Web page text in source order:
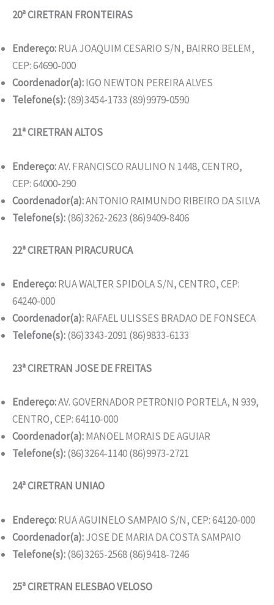
20ª CIRETRAN FRONTEIRAS
Endereço:RUA JOAQUIM CESARIO S/N, BAIRRO BELEM,
CEP: 64690-000
Coordenador(a):IGO NEWTON PEREIRA ALVES
Telefone(s):(89)3454-1733 (89)9979-0590
21ª CIRETRAN ALTOS
Endereço:AV. FRANCISCO RAULINO N 1448, CENTRO,
CEP: 64000-290
Coordenador(a):ANTONIO RAIMUNDO RIBEIRO DA SILVA
Telefone(s):(86)3262-2623 (86)9409-8406
22ª CIRETRAN PIRACURUCA
Endereço:RUA WALTER SPIDOLA S/N, CENTRO, CEP:
64240-000
Coordenador(a):RAFAEL ULISSES BRADAO DE FONSECA
Telefone(s):(86)3343-2091 (86)9833-6133
23ª CIRETRAN JOSE DE FREITAS
Endereço:AV. GOVERNADOR PETRONIO PORTELA, N 939,
CENTRO, CEP: 64110-000
Coordenador(a):MANOEL MORAIS DE AGUIAR
Telefone(s):(86)3264-1140 (86)9973-2721
24ª CIRETRAN UNIAO
Endereço:RUA AGUINELO SAMPAIO S/N, CEP: 64120-000
Coordenador(a):JOSE DE MARIA DA COSTA SAMPAIO
Telefone(s):(86)3265-2568 (86)9418-7246
25ª CIRETRAN ELESBAO VELOSO